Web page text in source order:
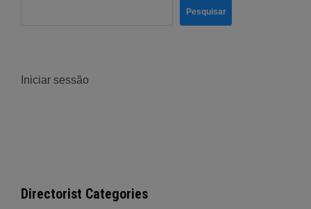
Pesquisar
Iniciar sessão
Directorist Categories